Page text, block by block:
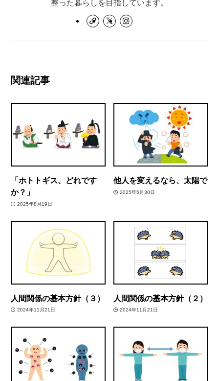
整った暮らしを目指しています。
関連記事
「ホトトギス、どれです
か？」
2025年8月19日
他人を変えるなら、太陽で
2025年5月30日
人間関係の基本方針（３）
2024年11月21日
人間関係の基本方針（２）
2024年11月21日